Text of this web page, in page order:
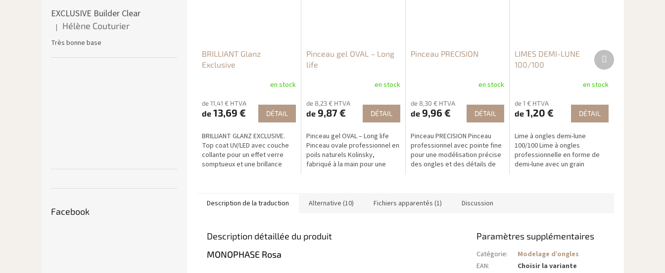
EXCLUSIVE Builder Clear
L'évaluation du produit est de 5 sur 5 étoiles.
| Hélène Couturier
Très bonne base
Facebook
BRILLIANT Glanz
Exclusive
en stock
de 11,41 € HTVA
de 13,69 € DÉTAIL
BRILLIANT GLANZ EXCLUSIVE.
Top coat UV/LED avec couche
collante pour un effet verre
somptueux et une brillance
Pinceau gel OVAL – Long
life
en stock
de 8,23 € HTVA
de9,87 € DÉTAIL
Pinceau gel OVAL – Long life
Pinceau ovale professionnel en
poils naturels Kolinsky,
fabriqué à la main pour une
Pinceau PRECISION
en stock
de 8,30 € HTVA
de9,96 € DÉTAIL
Pinceau PRECISION Pinceau
professionnel avec pointe fine
pour une modélisation précise
des ongles et des détails de
LIMES DEMI-LUNE
100/100
en stock
de 1 € HTVA
de 1,20 € DÉTAIL
Lime à ongles demi-lune
100/100 Lime à ongles
professionnelle en forme de
demi-lune avec un grain
Produit
suivant
Description de la traduction Alternative (10) Fichiers apparentés (1) Discussion
Description détaillée du produit
MONOPHASE Rosa
Paramètres supplémentaires
Catégorie:
Modelage d’ongles
EAN: Choisir la variante